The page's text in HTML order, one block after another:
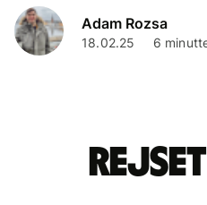
Adam Rozsa
18.02.25 6